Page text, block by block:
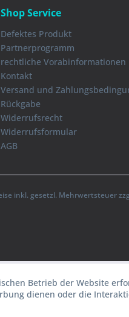
Shop Service
Defektes Produkt
Partnerprogramm
rechtliche Vorabinformationen
Kontakt
Versand und
Rückgabe
Widerrufsrecht
Widerrufsformular
AGB
inkl. gesetzl. Mehrwertsteuer
Betrieb der Website
dienen oder die